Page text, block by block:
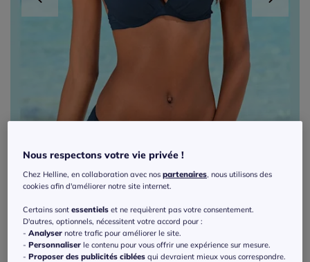
Exclu web
Bikini push-up avec bonnets rembourrés et
bretelles réglables
Nous respectons votre vie privée !
Chez Helline, en collaboration avec nospartenaires , nous utilisons des
cookies afin d'améliorer notre site internet.
Certains sontessentiels et ne requièrent pas votre consentement.
D'autres, optionnels, nécessitent votre accord pour :
-Analyser notre trafic pour améliorer le site.
-Personnaliser le contenu pour vous offrir une expérience sur mesure.
-Proposer des publicités ciblées qui devraient mieux vous correspondre.